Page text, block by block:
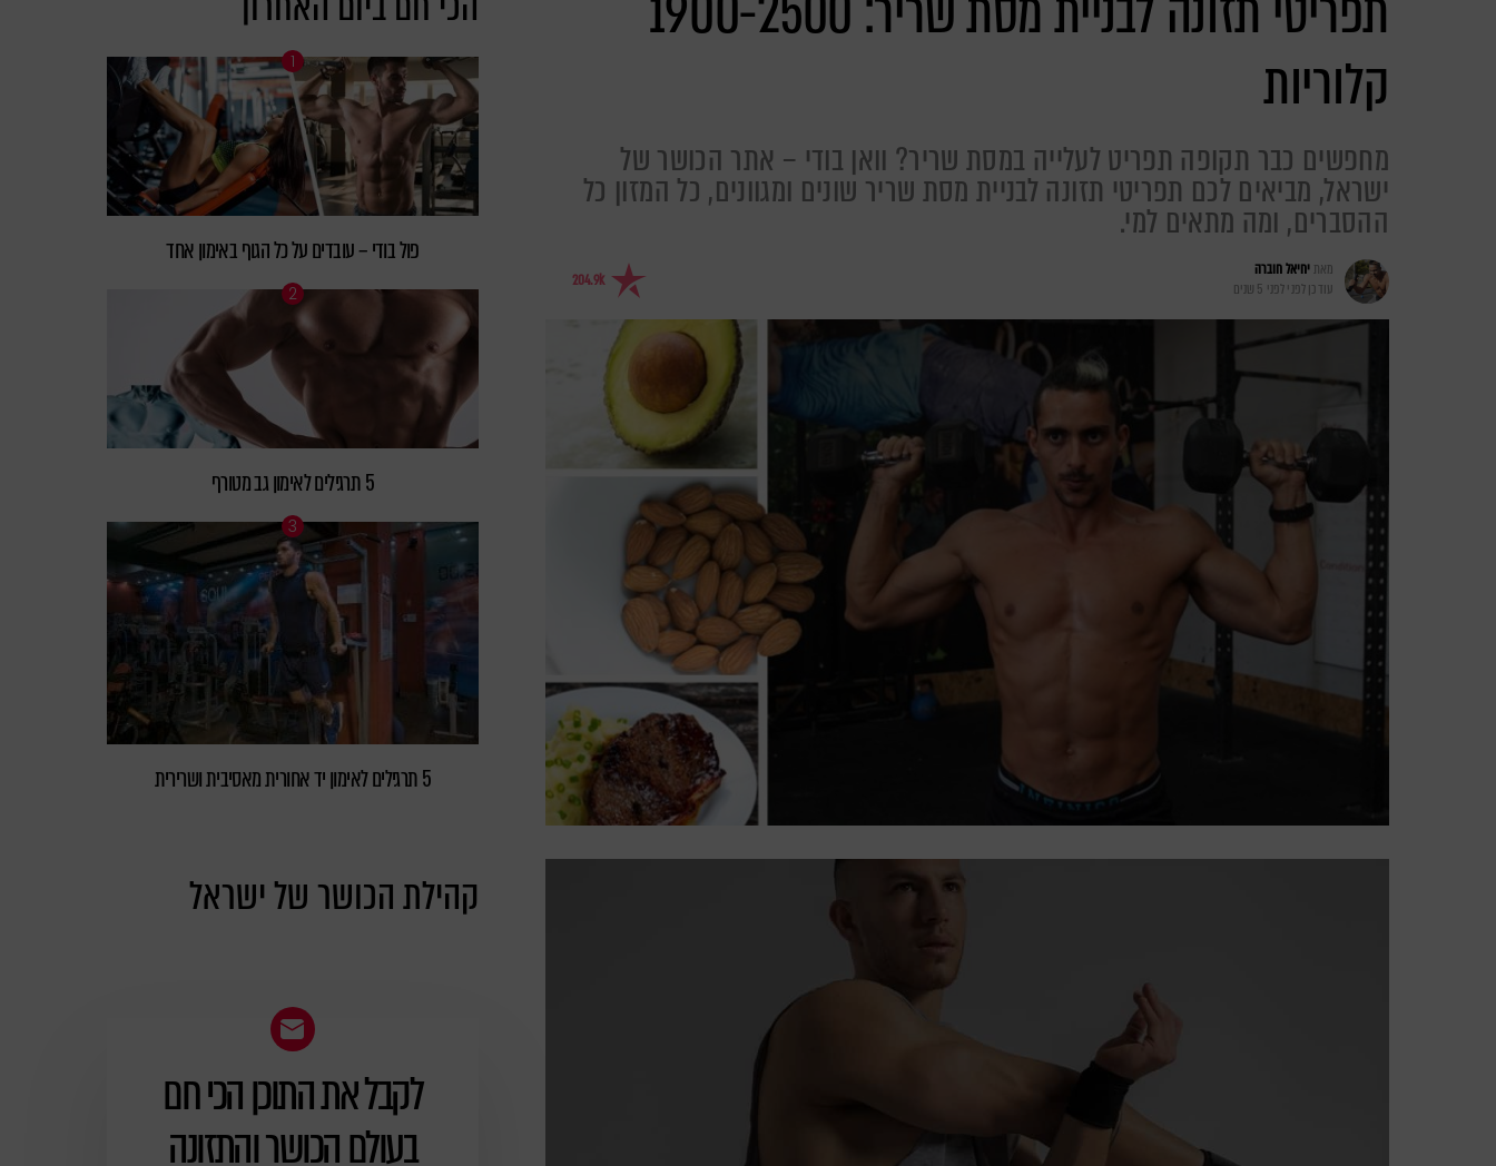
קלוריות
מחפשים כבר תקופה תפריט לעלייה במסת שריר? וואן בודי – אתר הכושר של
ישראל, מביאים לכם תפריטי תזונה לבניית מסת שריר שונים ומגוונים, כל המזון כל
ההסברים, ומה מתאים למי.
מאתיחיאל חוברה
עודכן לפנילפני 5 שנים 204.9k
פול בודי – עובדים על כל הגוף באימון אחד
5 תרגילים לאימון גב מטורף
5 תרגילים לאימון יד אחורית מאסיבית ושרירית
קהילת הכושר של ישראל
ניוזלטר
לקבל את התוכן הכי חם
בעולם הכושר והתזונה